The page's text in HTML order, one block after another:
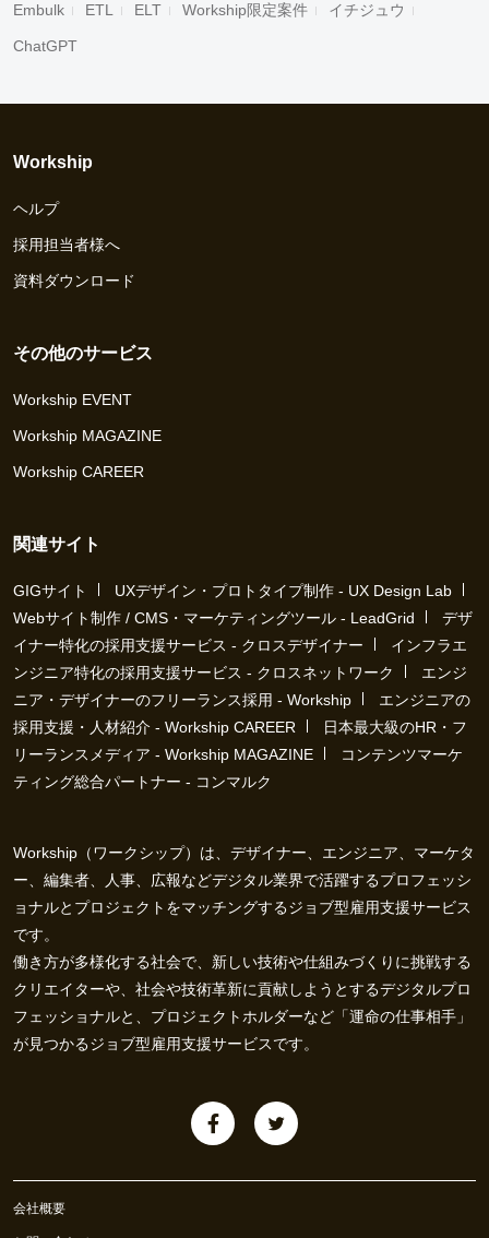
Embulk ETL ELT Workship限定案件 イチジュウ
ChatGPT
Workship
ヘルプ
採用担当者様へ
資料ダウンロード
その他のサービス
Workship EVENT
Workship MAGAZINE
Workship CAREER
関連サイト
GIGサイト
UXデザイン・プロトタイプ制作 - UX Design Lab
Webサイト制作 / CMS・マーケティングツール - LeadGrid
デザ
イナー特化の採用支援サービス - クロスデザイナー
インフラエ
ンジニア特化の採用支援サービス - クロスネットワーク
エンジ
ニア・デザイナーのフリーランス採用 - Workship
エンジニアの
採用支援・人材紹介 - Workship CAREER
日本最大級のHR・フ
リーランスメディア - Workship MAGAZINE
コンテンツマーケ
ティング総合パートナー - コンマルク
Workship（ワークシップ）は、デザイナー、エンジニア、マーケタ
ー、編集者、人事、広報などデジタル業界で活躍するプロフェッシ
ョナルとプロジェクトをマッチングするジョブ型雇用支援サービス
です。
働き方が多様化する社会で、新しい技術や仕組みづくりに挑戦する
クリエイターや、社会や技術革新に貢献しようとするデジタルプロ
フェッショナルと、プロジェクトホルダーなど「運命の仕事相手」
が見つかるジョブ型雇用支援サービスです。
会社概要